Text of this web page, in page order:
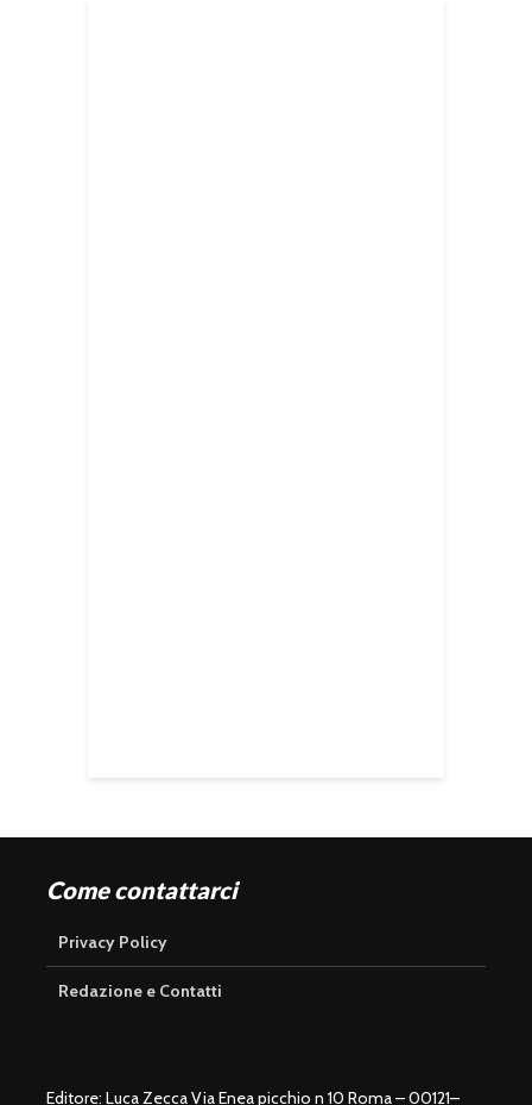
Come contattarci
Privacy Policy
Redazione e Contatti
Editore: Luca Zecca Via Enea picchio n 10 Roma – 00121–